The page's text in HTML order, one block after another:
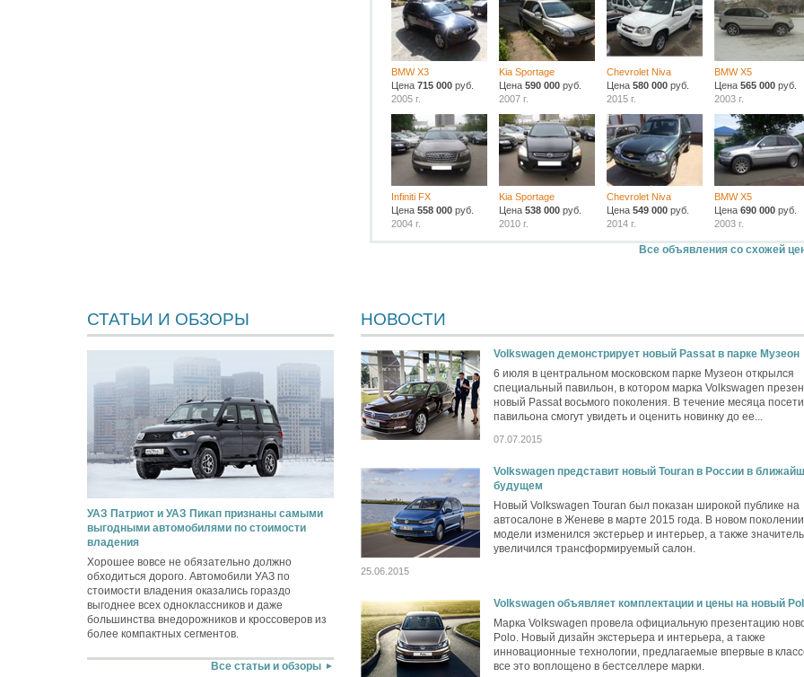
BMW X3
Цена715 000 руб.
2005 г.
Kia Sportage
Цена590 000 руб.
2007 г.
Chevrolet Niva
Цена 580 000руб.
2015 г.
BMW X5
Цена 565 000руб.
2003 г.
Infiniti FX
Цена558 000 руб.
2004 г.
Kia Sportage
Цена538 000 руб.
2010 г.
Chevrolet Niva
Цена 549 000руб.
2014 г.
BMW X5
Цена 690 000руб.
2003 г.
Все объявления со схожей
СТАТЬИ И ОБЗОРЫ
УАЗ Патриот и УАЗ Пикап признаны самыми
выгодными автомобилями по стоимости
владения
Хорошее вовсе не обязательно должно
обходиться дорого. Автомобили УАЗ по
стоимости владения оказались гораздо
выгоднее всех одноклассников и даже
большинства внедорожников и кроссоверов из
более компактных сегментов.
Все статьи и обзоры
НОВОСТИ
Volkswagen демонстрирует новый Passat в парке Музеон
6 июля в центральном московском парке Музеон открылся
специальный павильон, в котором марка Volkswagen
новый Passat восьмого поколения. В течение месяца
павильона смогут увидеть и оценить новинку до ее...
07.07.2015
Volkswagen представит новый Touran в России в
будущем
Новый Volkswagen Touran был показан широкой публике на
автосалоне в Женеве в марте 2015 года. В новом поколении
модели изменился экстерьер и интерьер, а также
увеличился трансформируемый салон.
25.06.2015
Volkswagen объявляет комплектации и цены на новый
Марка Volkswagen провела официальную презентацию
Polo. Новый дизайн экстерьера и интерьера, а также
инновационные технологии, предлагаемые впервые в
все это воплощено в бестселлере марки.